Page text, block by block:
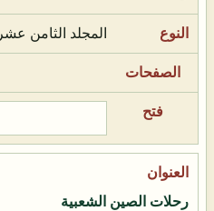
المجلد الثامن عشر
رحلات الصين الشعبية